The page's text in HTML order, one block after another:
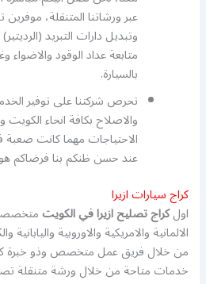
عبر ورشاتنا المتنقلة،
وتبديل دارات التبريد
متابعة عداد الوقود والاضواء
بالسيارة.
تحرص شركتنا على توفير
والاصلاح بكافة انحاء الكويت
الاحتياجات مهما كانت
عند حسن ظنكم بنا فرضاكم
كراج سيارات ازيرا
اولكراج تصليح ازيرا في الكويت
الالمانية والامريكية والاوروبية واليابانية
من خلال فريق عمل متخصص وذو خبرة
خدمات متاحة من خلال ورشة متنقلة